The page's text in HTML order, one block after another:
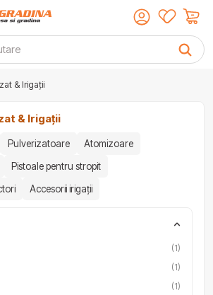
& Irigații
& Irigații
Pulverizatoare
Atomizoare
Pistoale pentru stropit
Accesorii irigații
(1)
(1)
(1)